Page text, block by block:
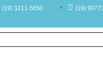
(19) 3211-5050 (19)